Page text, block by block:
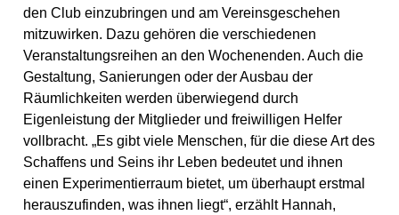
den Club einzubringen und am Vereinsgeschehen
mitzuwirken. Dazu gehören die verschiedenen
Veranstaltungsreihen an den Wochenenden. Auch die
Gestaltung, Sanierungen oder der Ausbau der
Räumlichkeiten werden überwiegend durch
Eigenleistung der Mitglieder und freiwilligen Helfer
vollbracht. „Es gibt viele Menschen, für die diese Art des
Schaffens und Seins ihr Leben bedeutet und ihnen
einen Experimentierraum bietet, um überhaupt erstmal
herauszufinden, was ihnen liegt“, erzählt Hannah,